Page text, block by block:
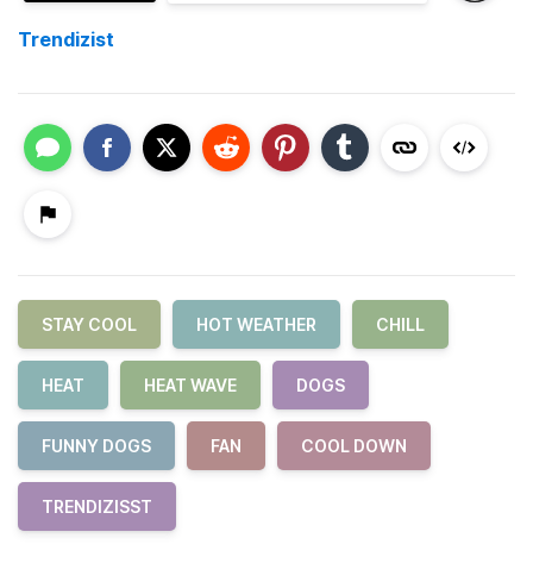
Trendizist
STAY COOL HOT WEATHER CHILL
HEAT HEAT WAVE DOGS
FUNNY DOGS FAN COOL DOWN
TRENDIZISST